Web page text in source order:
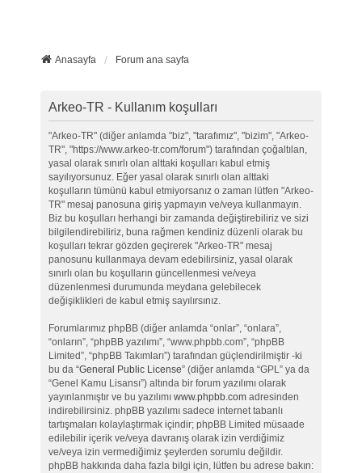
Anasayfa Forum ana sayfa
Arkeo-TR - Kullanım koşulları
"Arkeo-TR" (diğer anlamda "biz", "tarafımız", "bizim", "Arkeo-
TR", "https://www.arkeo-tr.com/forum") tarafından çoğaltılan,
yasal olarak sınırlı olan alttaki koşulları kabul etmiş
sayılıyorsunuz. Eğer yasal olarak sınırlı olan alttaki
koşulların tümünü kabul etmiyorsanız o zaman lütfen "Arkeo-
TR" mesaj panosuna giriş yapmayın ve/veya kullanmayın.
Biz bu koşulları herhangi bir zamanda değiştirebiliriz ve sizi
bilgilendirebiliriz, buna rağmen kendiniz düzenli olarak bu
koşulları tekrar gözden geçirerek "Arkeo-TR" mesaj
panosunu kullanmaya devam edebilirsiniz, yasal olarak
sınırlı olan bu koşulların güncellenmesi ve/veya
düzenlenmesi durumunda meydana gelebilecek
değişiklikleri de kabul etmiş sayılırsınız.
Forumlarımız phpBB (diğer anlamda “onlar”, “onlara”,
“onların”, “phpBB yazılımı”, “www.phpbb.com”, “phpBB
Limited”, “phpBB Takımları”) tarafından güçlendirilmiştir -ki
bu da “General Public License” (diğer anlamda “GPL” ya da
“Genel Kamu Lisansı”) altında bir forum yazılımı olarak
yayınlanmıştır ve bu yazılımı www.phpbb.comadresinden
indirebilirsiniz. phpBB yazılımı sadece internet tabanlı
tartışmaları kolaylaştırmak içindir; phpBB Limited müsaade
edilebilir içerik ve/veya davranış olarak izin verdiğimiz
ve/veya izin vermediğimiz şeylerden sorumlu değildir.
phpBB hakkında daha fazla bilgi için, lütfen bu adrese bakın: